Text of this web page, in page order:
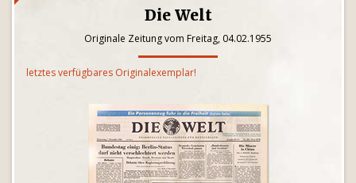
Die Welt
Originale Zeitung vom Freitag, 04.02.1955
letztes verfügbares Originalexemplar!